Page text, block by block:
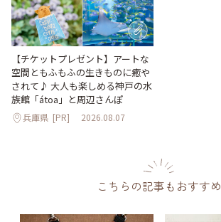
【チケットプレゼント】アートな
空間ともふもふの生きものに癒や
されて♪ 大人も楽しめる神戸の水
族館「átoa」と周辺さんぽ
兵庫県 [PR] 2026.08.07
こちらの記事もおすすめ